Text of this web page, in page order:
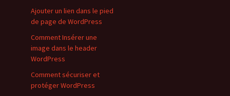
Ajouter un lien dans le pied
de page de WordPress
Comment Insérer une
image dans le header
WordPress
Comment sécuriser et
protéger WordPress